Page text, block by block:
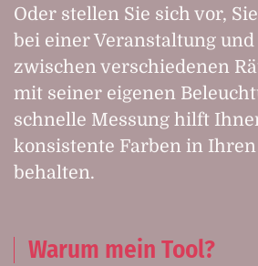
Oder stellen Sie sich vor,
bei einer Veranstaltung
zwischen verschiedenen
mit seiner eigenen
schnelle Messung hilft
konsistente Farben in
behalten.
Warum mein Tool?